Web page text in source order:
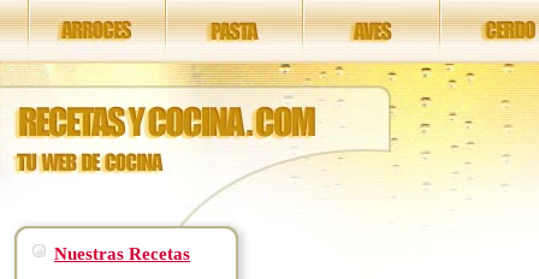
Nuestras Recetas